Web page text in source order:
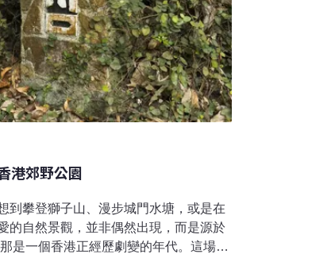
港郊野公園
到攀登獅子山、漫步城門水塘，或是在
的自然景觀，並非偶然出現，而是源於
一個香港正經歷劇變的年代。這場轉